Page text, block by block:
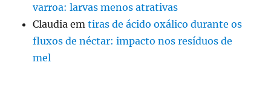
varroa: larvas menos atrativas
Claudia emtiras de ácido oxálico durante os
fluxos de néctar: impacto nos resíduos de
mel